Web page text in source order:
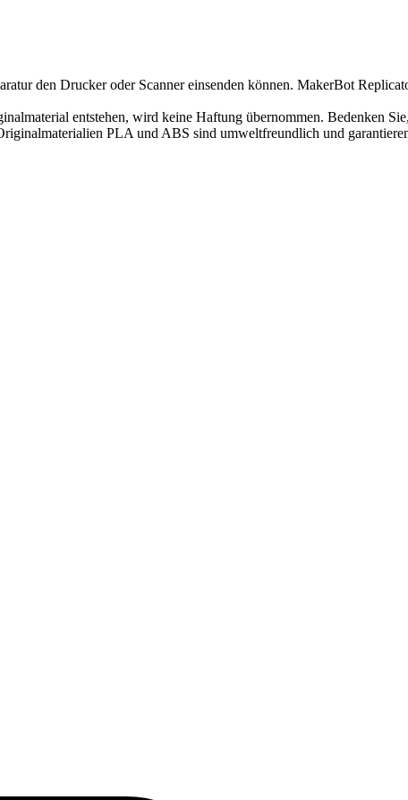
den Drucker oder Scanner einsenden können. MakerBot
entstehen, wird keine Haftung übernommen. Bedenken
PLA und ABS sind umweltfreundlich und